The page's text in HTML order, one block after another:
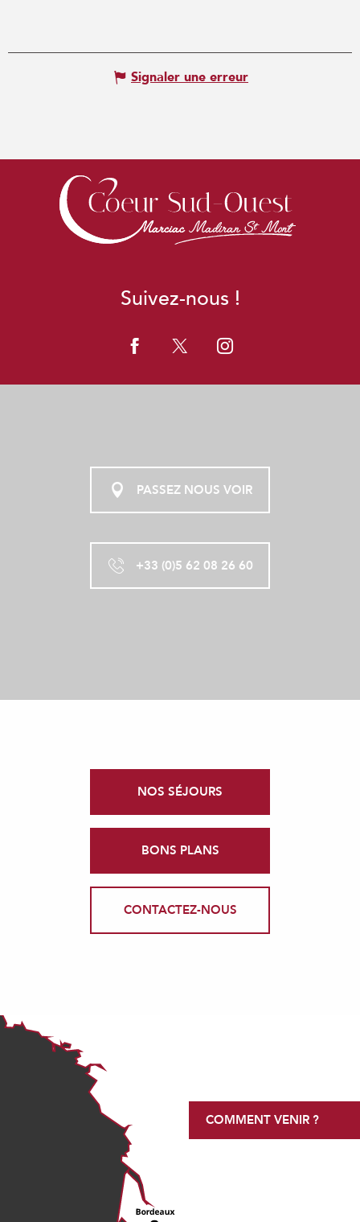
Signaler une erreur
Suivez-nous !
PASSEZ NOUS VOIR
+33 (0)5 62 08 26 60
NOS SÉJOURS
BONS PLANS
CONTACTEZ-NOUS
COMMENT VENIR ?